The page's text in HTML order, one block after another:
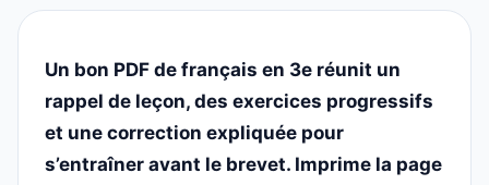
Un bon PDF de français en 3e réunit un
rappel de leçon, des exercices progressifs
et une correction expliquée pour
s’entraîner avant le brevet. Imprime la page